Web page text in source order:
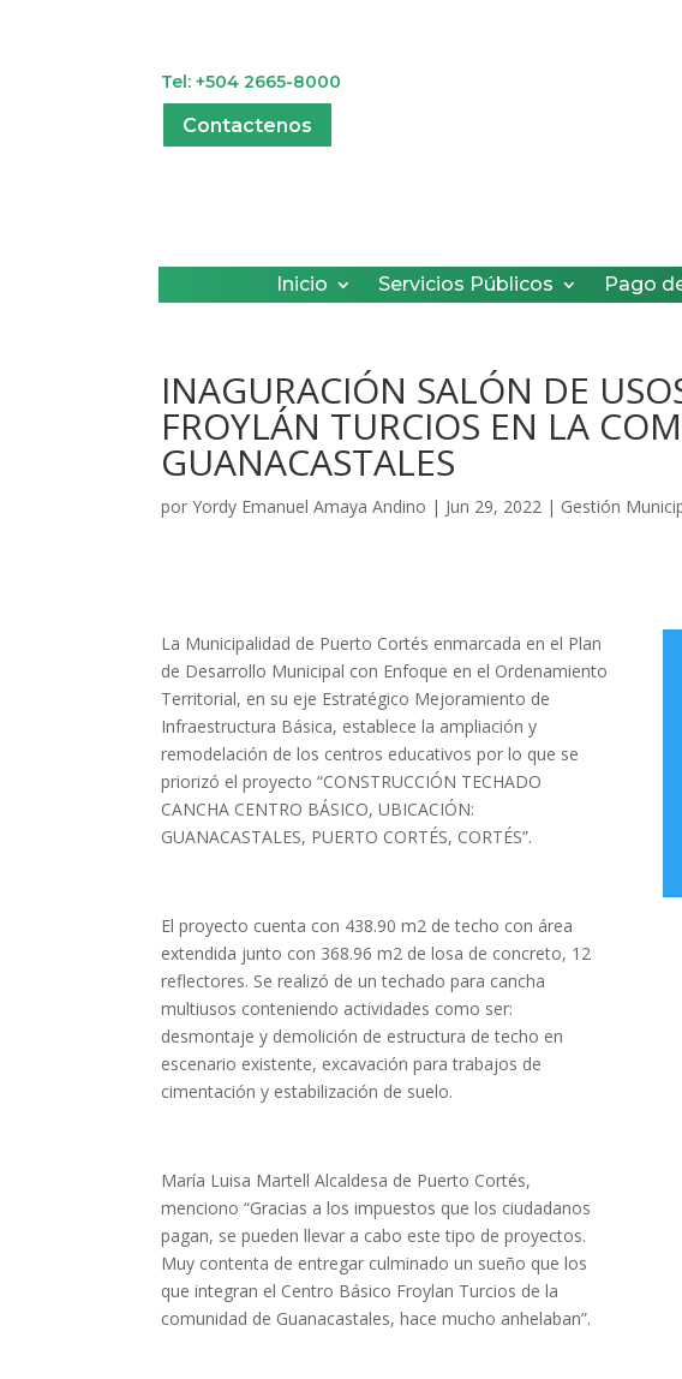
Tel: +504 2665-8000
Contactenos
Inicio Servicios Públicos Pago
INAGURACIÓN SALÓN DE
FROYLÁN TURCIOS EN LA
GUANACASTALES
porYordy Emanuel Amaya Andino | Jun 29, 2022 | Gestión
La Municipalidad de Puerto Cortés enmarcada en el Plan
de Desarrollo Municipal con Enfoque en el Ordenamiento
Territorial, en su eje Estratégico Mejoramiento de
Infraestructura Básica, establece la ampliación y
remodelación de los centros educativos por lo que se
priorizó el proyecto “CONSTRUCCIÓN TECHADO
CANCHA CENTRO BÁSICO, UBICACIÓN:
GUANACASTALES, PUERTO CORTÉS, CORTÉS”.
El proyecto cuenta con 438.90 m2 de techo con área
extendida junto con 368.96 m2 de losa de concreto, 12
reflectores. Se realizó de un techado para cancha
multiusos conteniendo actividades como ser:
desmontaje y demolición de estructura de techo en
escenario existente, excavación para trabajos de
cimentación y estabilización de suelo.
María Luisa Martell Alcaldesa de Puerto Cortés,
menciono “Gracias a los impuestos que los ciudadanos
pagan, se pueden llevar a cabo este tipo de proyectos.
Muy contenta de entregar culminado un sueño que los
que integran el Centro Básico Froylan Turcios de la
comunidad de Guanacastales, hace mucho anhelaban”.